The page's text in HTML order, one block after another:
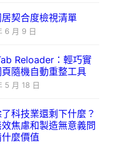
契合度檢視清單
6 月 9 日
Reloader：輕巧實
隨機自動重整工具
5 月 18 日
科技業還剩下什麼？
焦慮和製造無意義問
麼價值